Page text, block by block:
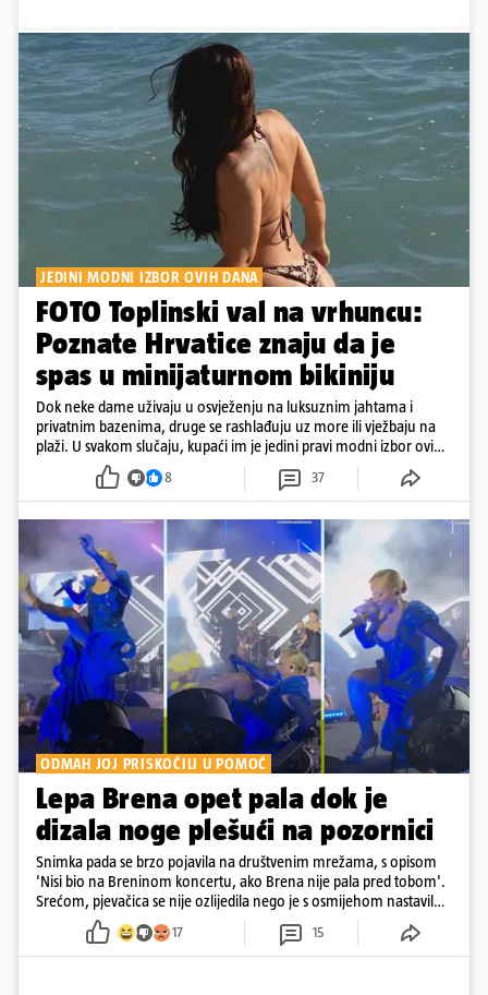
JEDINI MODNI IZBOR OVIH DANA
FOTO Toplinski val na vrhuncu:
Poznate Hrvatice znaju da je
spas u minijaturnom bikiniju
Dok neke dame uživaju u osvježenju na luksuznim jahtama i
privatnim bazenima, druge se rashlađuju uz more ili vježbaju na
plaži. U svakom slučaju, kupaći im je jedini pravi modni izbor ovih
8 37
ODMAH JOJ PRISKOČILI U POMOĆ
Lepa Brena opet pala dok je
dizala noge plešući na pozornici
Snimka pada se brzo pojavila na društvenim mrežama, s opisom
'Nisi bio na Breninom koncertu, ako Brena nije pala pred tobom'.
Srećom, pjevačica se nije ozlijedila nego je s osmijehom nastavila
17 15